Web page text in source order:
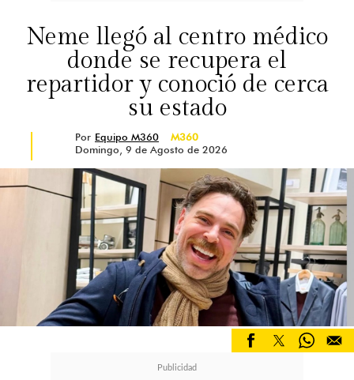
Neme llegó al centro médico
donde se recupera el
repartidor y conoció de cerca
su estado
Por Equipo M360
M360
Domingo, 9 de Agosto de 2026